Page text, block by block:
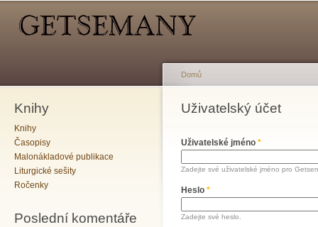
Knihy
Knihy
Časopisy
Malonákladové publikace
Liturgické sešity
Ročenky
Poslední komentáře
Jste zde
Domů
Uživatelský účet
Hlavní záložky
Uživatelské jméno *
Zadejte své uživatelské jméno pro
Heslo *
Zadejte své heslo.